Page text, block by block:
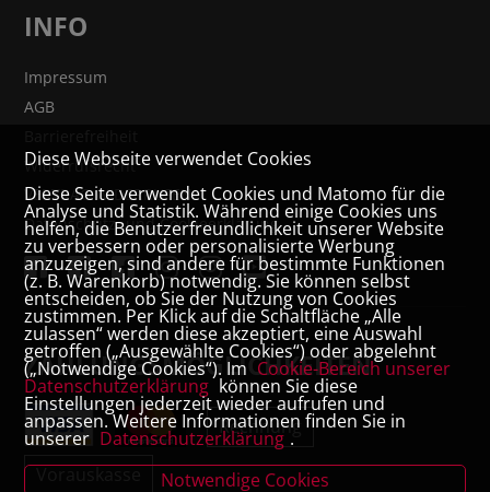
INFO
Impressum
AGB
Widerrufsrecht
VERTRAG WIDERRUFEN
Datenschutz- und Cookieerklärung
ZAHLUNGSMÖGLICHKEITEN
Rechnung
Diese Webseite verwendet Cookies
Diese Seite verwendet Cookies und Matomo für die
Analyse und Statistik. Während einige Cookies uns
helfen, die Benutzerfreundlichkeit unserer Website
zu verbessern oder personalisierte Werbung
anzuzeigen, sind andere für bestimmte Funktionen
(z. B. Warenkorb) notwendig. Sie können selbst
entscheiden, ob Sie der Nutzung von Cookies
zustimmen. Per Klick auf die Schaltfläche „Alle
zulassen“ werden diese akzeptiert, eine Auswahl
getroffen („Ausgewählte Cookies“) oder abgelehnt
(„Notwendige Cookies“). Im Cookie-Bereich unserer
Datenschutzerklärung können Sie diese
Einstellungen jederzeit wieder aufrufen und
anpassen. Weitere Informationen finden Sie in
unserer Datenschutzerklärung .
Notwendige Cookies